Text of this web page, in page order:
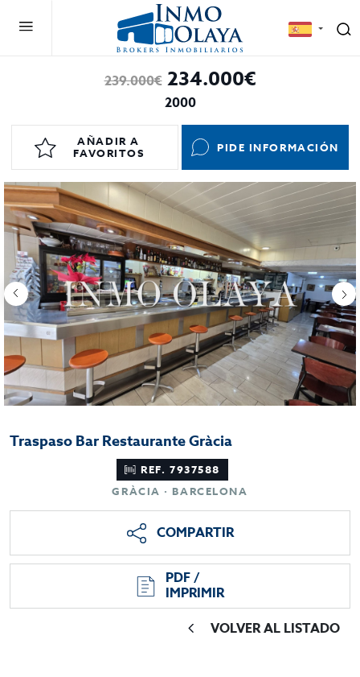
239.000€234.000€
2000
AÑADIR A
FAVORITOS
PIDE INFORMACIÓN
Traspaso Bar Restaurante Gràcia
REF. 7937588
GRÀCIA · BARCELONA
COMPARTIR
PDF /
IMPRIMIR
VOLVER AL LISTADO